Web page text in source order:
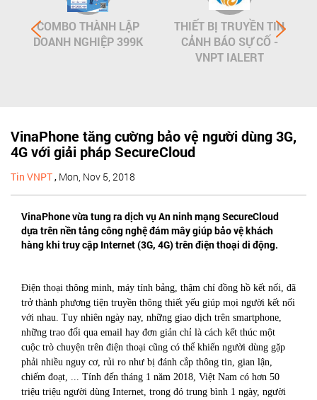
COMBO THÀNH LẬP
DOANH NGHIỆP 399K
THIẾT BỊ TRUYỀN TIN
CẢNH BÁO SỰ CỐ -
VNPT IALERT
VinaPhone tăng cường bảo vệ người dùng 3G,
4G với giải pháp SecureCloud
Tin VNPT, Mon, Nov 5, 2018
VinaPhone vừa tung ra dịch vụ An ninh mạng SecureCloud
dựa trên nền tảng công nghệ đám mây giúp bảo vệ khách
hàng khi truy cập Internet (3G, 4G) trên điện thoại di động.
Điện thoại thông minh, máy tính bảng, thậm chí đồng hồ kết nối, đã
trở thành phương tiện truyền thông thiết yếu giúp mọi người kết nối
với nhau. Tuy nhiên ngày nay, những giao dịch trên smartphone,
những trao đổi qua email hay đơn giản chỉ là cách kết thúc một
cuộc trò chuyện trên điện thoại cũng có thể khiến người dùng gặp
phải nhiều nguy cơ, rủi ro như bị đánh cắp thông tin, gian lận,
chiếm đoạt, ... Tính đến tháng 1 năm 2018, Việt Nam có hơn 50
triệu triệu người dùng Internet, trong đó trung bình 1 ngày, người